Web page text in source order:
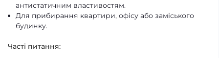
антистатичним властивостям.
Для прибирання квартири, офісу або заміського
будинку.
Часті питання: